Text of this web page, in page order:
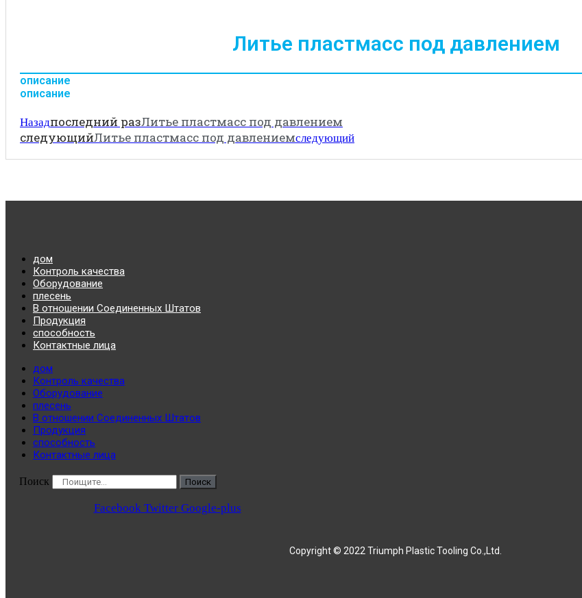
Литье пластмасс под давлением
описание
описание
Назадпоследний разЛитье пластмасс под давлением
следующийЛитье пластмасс под давлениемследующий
дом
Контроль качества
Оборудование
плесень
В отношении Соединенных Штатов
Продукция
способность
Контактные лица
дом
Контроль качества
Оборудование
плесень
В отношении Соединенных Штатов
Продукция
способность
Контактные лица
Поиск Поиск
Facebook Twitter Google-plus
Copyright © 2022 Triumph Plastic Tooling Co.,Ltd.